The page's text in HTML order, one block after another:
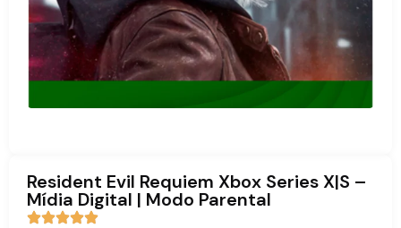
Resident Evil Requiem Xbox Series X|S –
Mídia Digital | Modo Parental